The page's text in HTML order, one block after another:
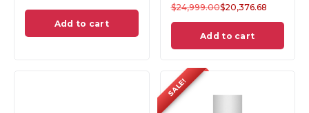
Add to cart
$24,999.00$20,376.68
Add to cart
SALE!